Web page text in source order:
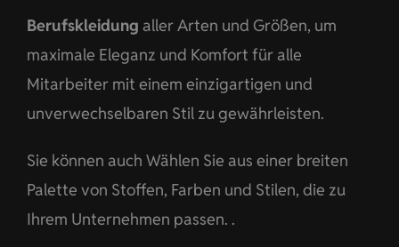
Berufskleidung aller Arten und Größen, um
maximale Eleganz und Komfort für alle
Mitarbeiter mit einem einzigartigen und
unverwechselbaren Stil zu gewährleisten.
Sie können auch Wählen Sie aus einer breiten
Palette von Stoffen, Farben und Stilen, die zu
Ihrem Unternehmen passen. .